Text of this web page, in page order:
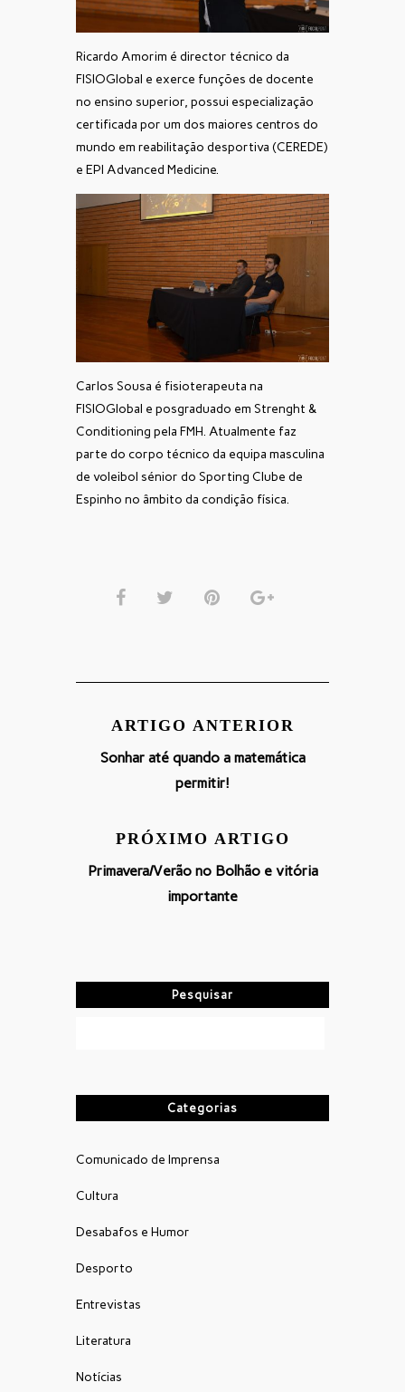
Ricardo Amorim é director técnico da
FISIOGlobal e exerce funções de docente
no ensino superior, possui especialização
certificada por um dos maiores centros do
mundo em reabilitação desportiva (CEREDE)
e EPI Advanced Medicine.
Carlos Sousa é fisioterapeuta na
FISIOGlobal e posgraduado em Strenght &
Conditioning pela FMH. Atualmente faz
parte do corpo técnico da equipa masculina
de voleibol sénior do Sporting Clube de
Espinho no âmbito da condição física.
ARTIGO ANTERIOR
Sonhar até quando a matemática
permitir!
PRÓXIMO ARTIGO
Primavera/Verão no Bolhão e vitória
importante
Pesquisar
Categorias
Comunicado de Imprensa
Cultura
Desabafos e Humor
Desporto
Entrevistas
Literatura
Notícias